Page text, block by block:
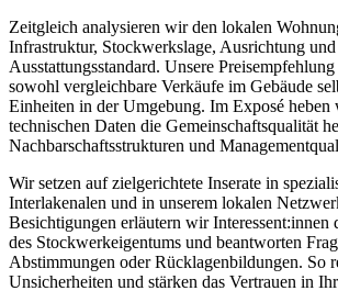
Zeitgleich analysieren wir den lokalen
Infrastruktur, Stockwerkslage, Ausrichtung und
Ausstattungsstandard. Unsere
sowohl vergleichbare Verkäufe im Gebäude
Einheiten in der Umgebung. Im Exposé heben
technischen Daten die Gemeinschaftsqualität
Nachbarschaftsstrukturen und
Wir setzen auf zielgerichtete Inserate in
Interlakenalen und in unserem lokalen
Besichtigungen erläutern wir Interessent:innen
des Stockwerkeigentums und beantworten
Abstimmungen oder Rücklagenbildungen. So
Unsicherheiten und stärken das Vertrauen in